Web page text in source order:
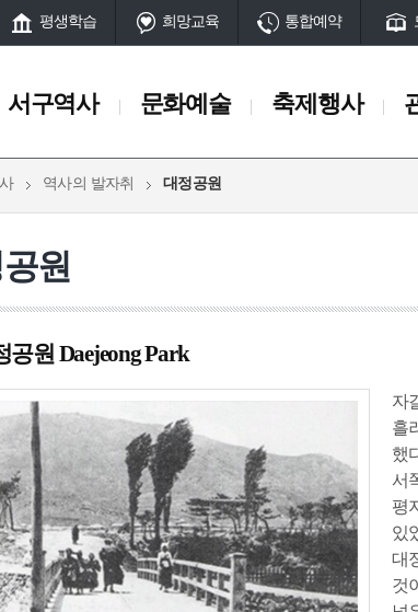
평생학습 희망교육 통합예약
서구역사 문화예술
창단
축제행사
마을과길
전망시설
추천관광코스
사시대 고대시대 중세시대 근현대
신동 유적 암남동 패총 초장동 고분 토성터 석성산성
산공설운동장
임시수도정부청사 부민포 매축지 대
무공이순신영모비
독일적십자병원(터) 뉴질랜드 한국전
역사의 발자취 대정공원
원
공원 Daejeong Park
자
흘
했
서
평
있
대
것